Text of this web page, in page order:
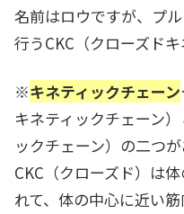
名前はロウですが、プ
行うCKC（クローズドキ
※キネティックチェーン
キネティックチェーン
ックチェーン）の二つが
CKC（クローズド）は
れて、体の中心に近い